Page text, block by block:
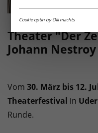
Theater "Der
Johann Nestroy
Vom 30. März bis 12.
Theaterfestival in
Runde.
Cookie optin by Olli machts